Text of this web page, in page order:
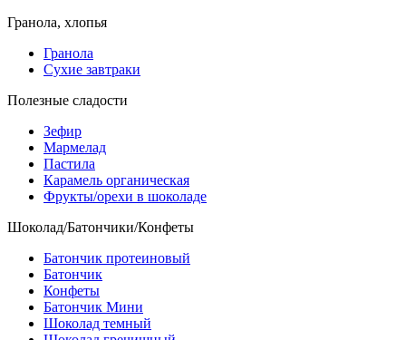
Гранола, хлопья
Гранола
Сухие завтраки
Полезные сладости
Зефир
Мармелад
Пастила
Карамель органическая
Фрукты/орехи в шоколаде
Шоколад/Батончики/Конфеты
Батончик протеиновый
Батончик
Конфеты
Батончик Мини
Шоколад темный